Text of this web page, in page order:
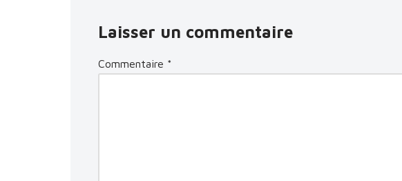
Laisser un commentaire
Commentaire *